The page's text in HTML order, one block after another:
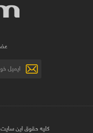
کلیه حقوق این